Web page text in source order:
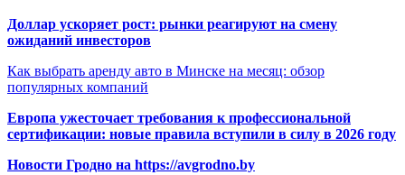
Доллар ускоряет рост: рынки реагируют на смену
ожиданий инвесторов
Как выбрать аренду авто в Минске на месяц: обзор
популярных компаний
Европа ужесточает требования к профессиональной
сертификации: новые правила вступили в силу в 2026 году
Новости Гродно на https://avgrodno.by